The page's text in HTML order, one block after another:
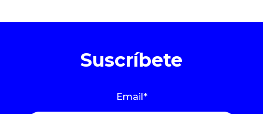
Suscríbete
Email *